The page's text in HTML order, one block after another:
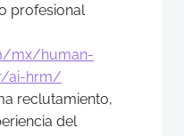
profesional
mx/human-
ai-hrm/
reclutamiento,
del